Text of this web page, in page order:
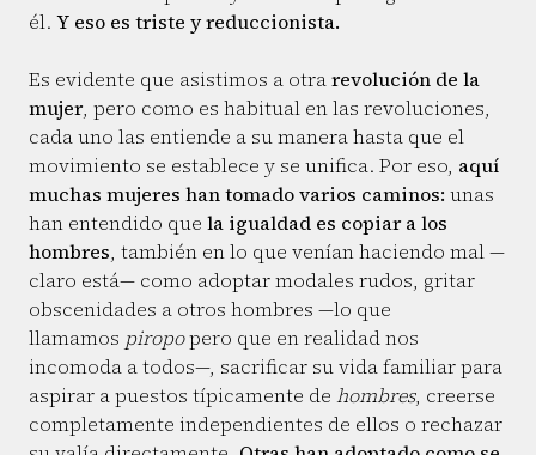
él. Y eso es triste y reduccionista.
Es evidente que asistimos a otrarevolución de la
mujer, pero como es habitual en las revoluciones,
cada uno las entiende a su manera hasta que el
movimiento se establece y se unifica. Por eso, aquí
muchas mujeres han tomado varios caminos: unas
han entendido que la igualdad es copiar a los
hombres, también en lo que venían haciendo mal —
claro está— como adoptar modales rudos, gritar
obscenidades a otros hombres —lo que
llamamos piropopero que en realidad nos
incomoda a todos—, sacrificar su vida familiar para
aspirar a puestos típicamente de hombres, creerse
completamente independientes de ellos o rechazar